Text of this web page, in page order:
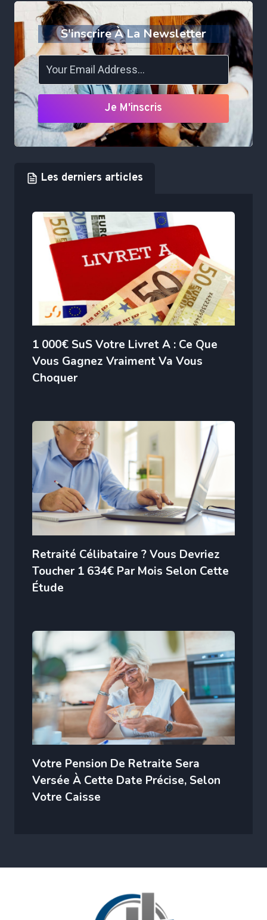
S'inscrire À La Newsletter
Je M'inscris
Les derniers articles
1 000€ SuS Votre Livret A : Ce Que
Vous Gagnez Vraiment Va Vous
Choquer
Retraité Célibataire ? Vous Devriez
Toucher 1 634€ Par Mois Selon Cette
Étude
Votre Pension De Retraite Sera
Versée À Cette Date Précise, Selon
Votre Caisse